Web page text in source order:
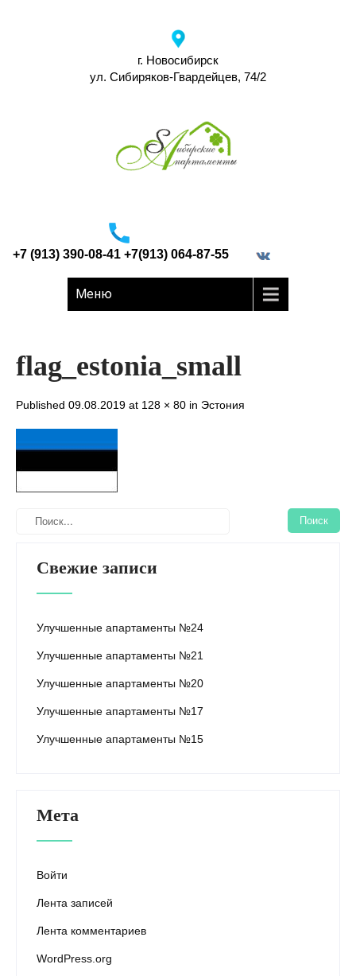
г. Новосибирск
ул. Сибиряков-Гвардейцев, 74/2
+7 (913) 390-08-41 +7(913) 064-87-55
Меню
flag_estonia_small
Published 09.08.2019 at 128 × 80 in Эстония
Свежие записи
Улучшенные апартаменты №24
Улучшенные апартаменты №21
Улучшенные апартаменты №20
Улучшенные апартаменты №17
Улучшенные апартаменты №15
Мета
Войти
Лента записей
Лента комментариев
WordPress.org